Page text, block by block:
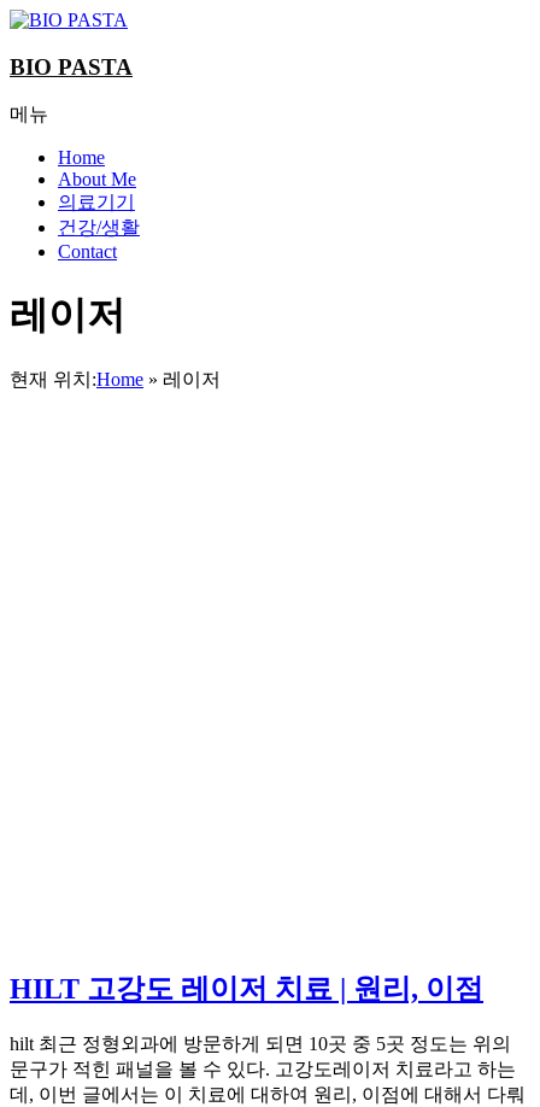
Skip
content
BIO PASTA
메뉴
Home
About Me
의료기기
건강/생활
Contact
레이저
현재 위치:Home » 레이저
HILT 고강도 레이저 치료 | 원리, 이점
hilt 최근 정형외과에 방문하게 되면 10곳 중 5곳 정도는 위의
문구가 적힌 패널을 볼 수 있다. 고강도레이저 치료라고 하는
데, 이번 글에서는 이 치료에 대하여 원리, 이점에 대해서 다뤄